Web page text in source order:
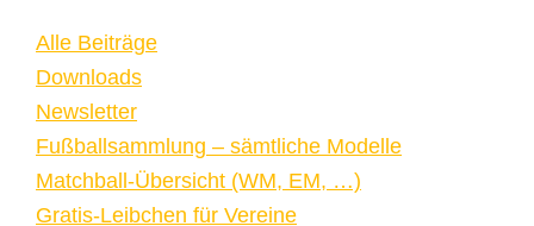
Alle Beiträge
Downloads
Newsletter
Fußballsammlung – sämtliche Modelle
Matchball-Übersicht (WM, EM, …)
Gratis-Leibchen für Vereine